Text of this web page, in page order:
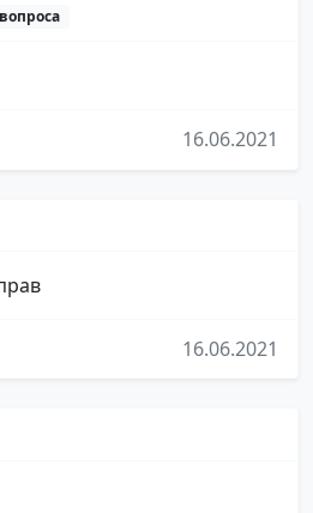
16.06.2021
16.06.2021